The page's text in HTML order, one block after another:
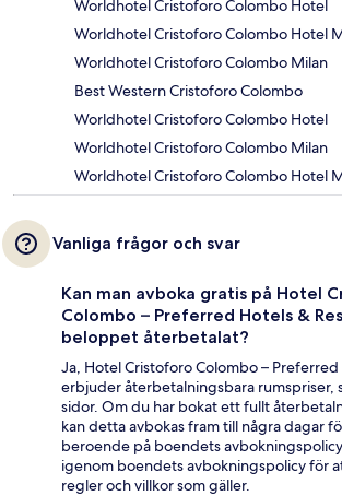
Worldhotel Cristoforo Colombo Hotel
Worldhotel Cristoforo Colombo Hotel
Worldhotel Cristoforo Colombo Milan
Best Western Cristoforo Colombo
Worldhotel Cristoforo Colombo Hotel
Worldhotel Cristoforo Colombo Milan
Worldhotel Cristoforo Colombo Hotel
Vanliga frågor och svar
Kan man avboka gratis på Hotel
Colombo – Preferred Hotels &
beloppet återbetalat?
Ja, Hotel Cristoforo Colombo – Preferred
erbjuder återbetalningsbara rumspriser,
sidor. Om du har bokat ett fullt
kan detta avbokas fram till några dagar
beroende på boendets
igenom boendets avbokningspolicy för
regler och villkor som gäller.